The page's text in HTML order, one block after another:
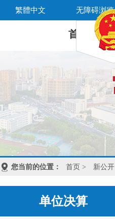
繁體中文 无障碍浏览
首 页
您当前的位置： 首页 > 新公开
单位决算